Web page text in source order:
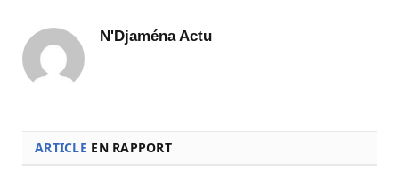
N'Djaména Actu
ARTICLE EN RAPPORT